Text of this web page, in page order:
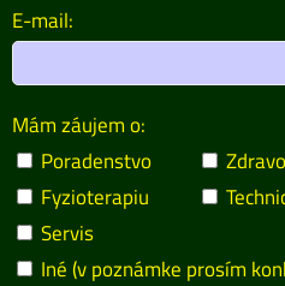
E-mail:
Mám záujem o:
Poradenstvo
Fyzioterapiu
Servis
Iné (v poznámke prosím